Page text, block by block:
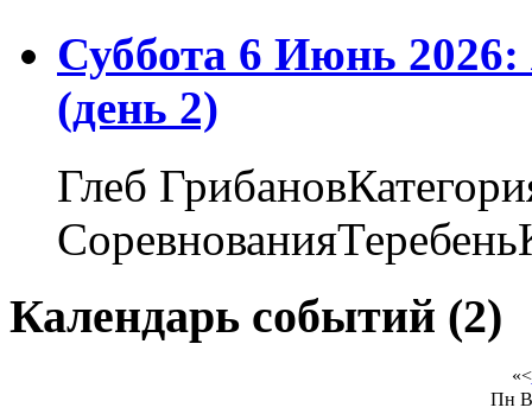
Суббота 6 Июнь
(день 2)
Глеб
Календарь событий (2)
«<
Пн